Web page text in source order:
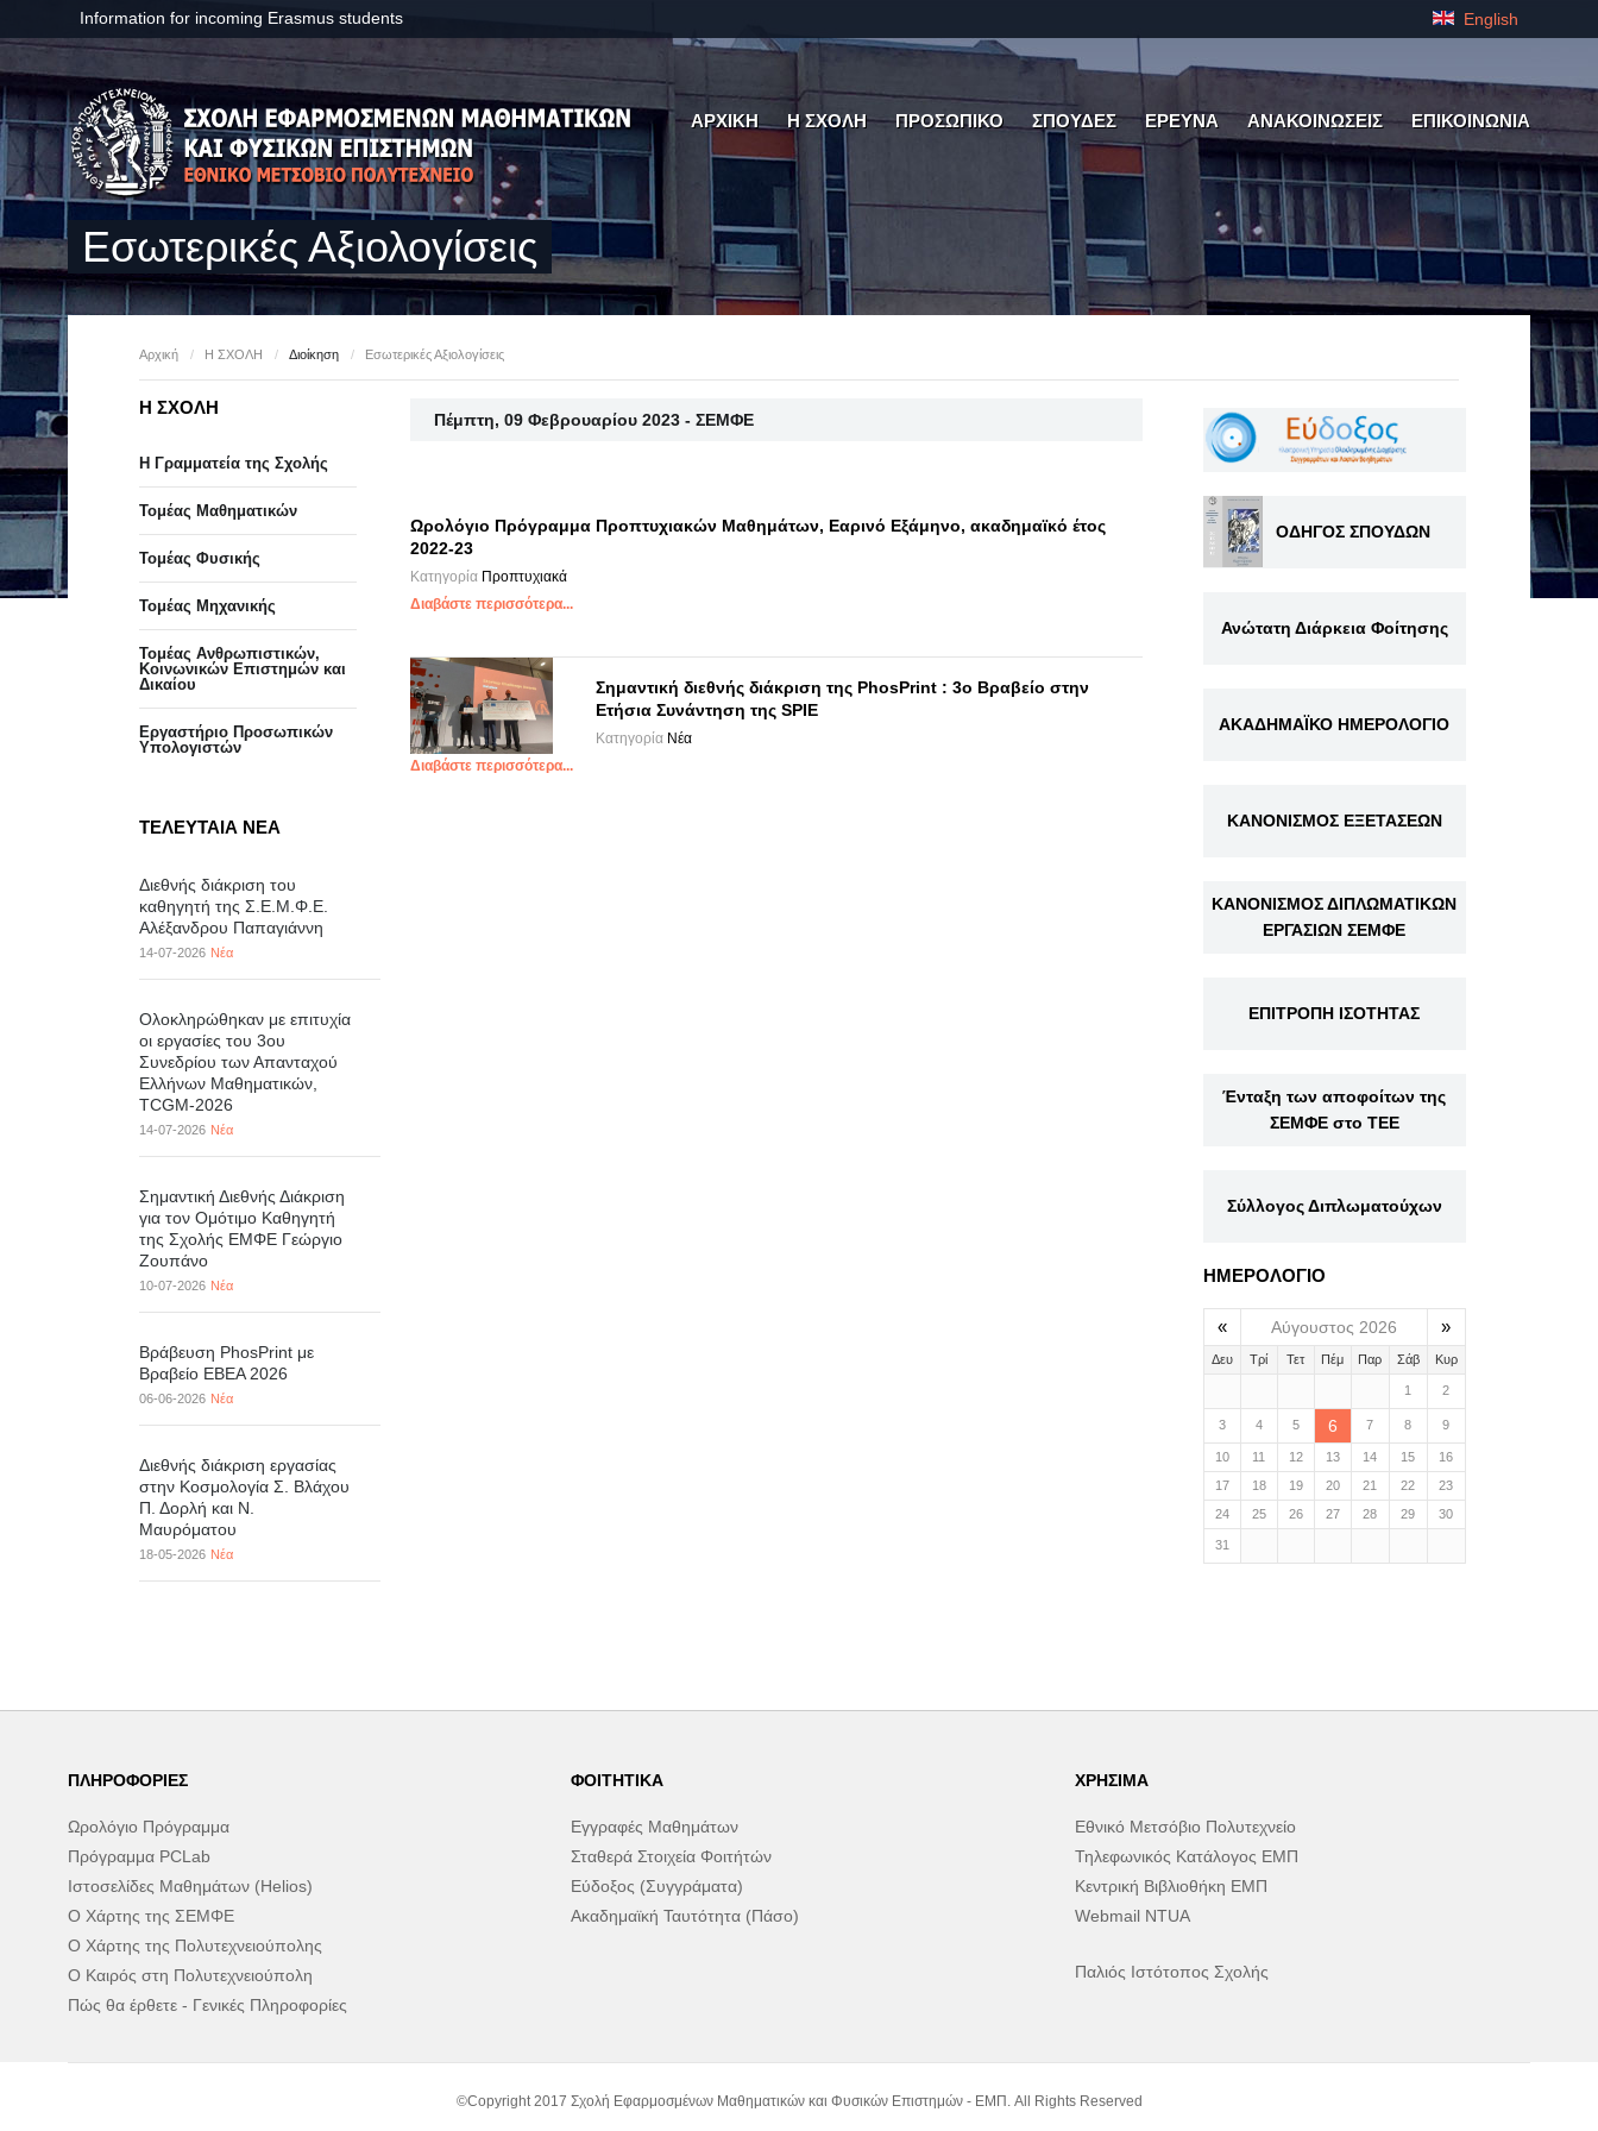
Information for incoming Erasmus students English
ΑΡΧΙΚΗ Η ΣΧΟΛΗ ΠΡΟΣΩΠΙΚΟ ΣΠΟΥΔΕΣ ΕΡΕΥΝΑ ΑΝΑΚΟΙΝΩΣΕΙΣ ΕΠΙΚΟΙΝΩΝΙΑ
Εσωτερικές Αξιολογίσεις
Αρχική / Η ΣΧΟΛΗ / Διοίκηση / Εσωτερικές Αξιολογίσεις
Πέμπτη, 09 Φεβρουαρίου 2023 - ΣΕΜΦΕ
Ωρολόγιο Πρόγραμμα Προπτυχιακών Μαθημάτων, Εαρινό Εξάμηνο, ακαδημαϊκό έτος
2022-23
Κατηγορία Προπτυχιακά
Διαβάστε περισσότερα...
Σημαντική διεθνής διάκριση της PhosPrint : 3o Βραβείο στην
Ετήσια Συνάντηση της SPIE
Κατηγορία Νέα
Διαβάστε περισσότερα...
Η ΣΧΟΛΗ
Η Γραμματεία της Σχολής
Τομέας Μαθηματικών
Τομέας Φυσικής
Τομέας Μηχανικής
Τομέας Ανθρωπιστικών,
Κοινωνικών Επιστημών και
Δικαίου
Eργαστήριo Προσωπικών
Υπολογιστών
ΤΕΛΕΥΤΑΙΑ ΝΕΑ
Διεθνής διάκριση του
καθηγητή της Σ.Ε.Μ.Φ.Ε.
Αλέξανδρου Παπαγιάννη
14-07-2026 Νέα
Ολοκληρώθηκαν με επιτυχία
οι εργασίες του 3ου
Συνεδρίου των Απανταχού
Ελλήνων Μαθηματικών,
TCGM-2026
14-07-2026 Νέα
Σημαντική Διεθνής Διάκριση
για τον Ομότιμο Καθηγητή
της Σχολής ΕΜΦΕ Γεώργιο
Ζουπάνο
10-07-2026 Νέα
Βράβευση PhosPrint με
Βραβείο ΕΒΕΑ 2026
06-06-2026 Νέα
Διεθνής διάκριση εργασίας
στην Κοσμολογία Σ. Βλάχου
Π. Δορλή και Ν.
Μαυρόματου
18-05-2026 Νέα
ΟΔΗΓΟΣ ΣΠΟΥΔΩΝ
Ανώτατη Διάρκεια Φοίτησης
ΑΚΑΔΗΜΑΪΚΟ ΗΜΕΡΟΛΟΓΙΟ
ΚΑΝΟΝΙΣΜΟΣ ΕΞΕΤΑΣΕΩΝ
ΚΑΝΟΝΙΣΜΟΣ ΔΙΠΛΩΜΑΤΙΚΩΝ
ΕΡΓΑΣΙΩΝ ΣΕΜΦΕ
ΕΠΙΤΡΟΠΗ ΙΣΟΤΗΤΑΣ
Ένταξη των αποφοίτων της
ΣΕΜΦΕ στο ΤΕΕ
Σύλλογος Διπλωματούχων
ΗΜΕΡΟΛΟΓΙΟ
« Αύγουστος 2026 »
Δευ Τρί Τετ Πέμ Παρ Σάβ Κυρ
1 2
3 4 5 6 7 8 9
10 11 12 13 14 15
16
17
18 19 20 21 22
23
24
25 26 27 28 29 30
31
ΠΛΗΡΟΦΟΡΊΕΣ
Ωρολόγιο Πρόγραμμα
Πρόγραμμα PCLab
Ιστοσελίδες Μαθημάτων (Helios)
Ο Χάρτης της ΣΕΜΦΕ
Ο Χάρτης της Πολυτεχνειούπολης
Ο Καιρός στη Πολυτεχνειούπολη
Πώς θα έρθετε - Γενικές Πληροφορίες
ΦΟΙΤΗΤΙΚΆ
Εγγραφές Μαθημάτων
Σταθερά Στοιχεία Φοιτήτών
Εύδοξος (Συγγράματα)
Ακαδημαϊκή Ταυτότητα (Πάσο)
ΧΡΉΣΙΜΑ
Εθνικό Μετσόβιο Πολυτεχνείο
Τηλεφωνικός Κατάλογος ΕΜΠ
Κεντρική Βιβλιοθήκη ΕΜΠ
Webmail NTUA
Παλιός Ιστότοπος Σχολής
©Copyright 2017 Σχολή Εφαρμοσμένων Μαθηματικών και Φυσικών Επιστημών - ΕΜΠ. All Rights Reserved